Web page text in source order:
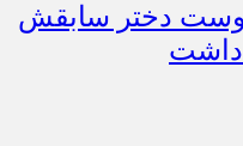
دختر سابقش
داشت